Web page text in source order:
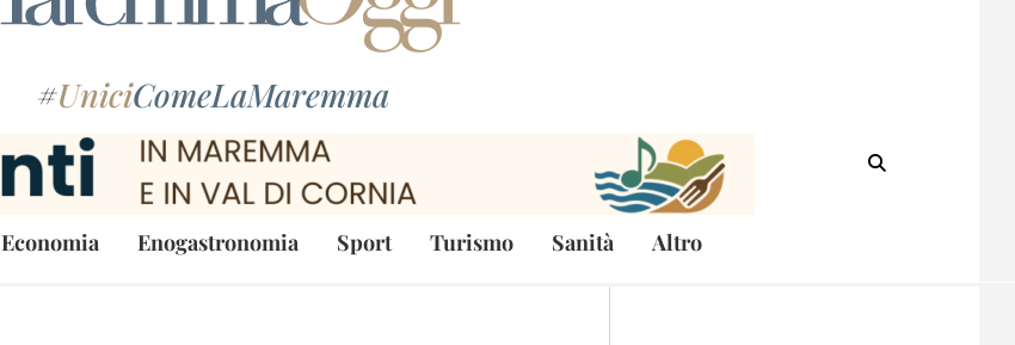
#UniciComeLaMaremma
Economia Enogastronomia Sport Turismo Sanità Altro